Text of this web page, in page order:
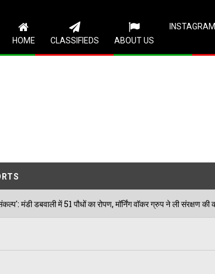
HOME CLASSIFIEDS ABOUT US
INSTAGRAM
पौधों का रोपण, मॉर्निंग वॉकर ग्रुप ने ली संरक्षण की कमान